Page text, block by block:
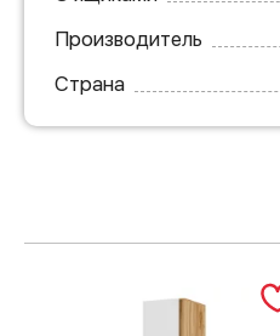
Производитель
Страна